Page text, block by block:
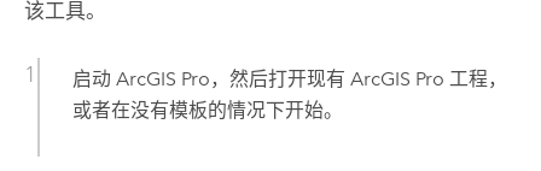
该工具。
启动 ArcGIS Pro，然后打开现有 ArcGIS Pro 工程，
或者在没有模板的情况下开始。